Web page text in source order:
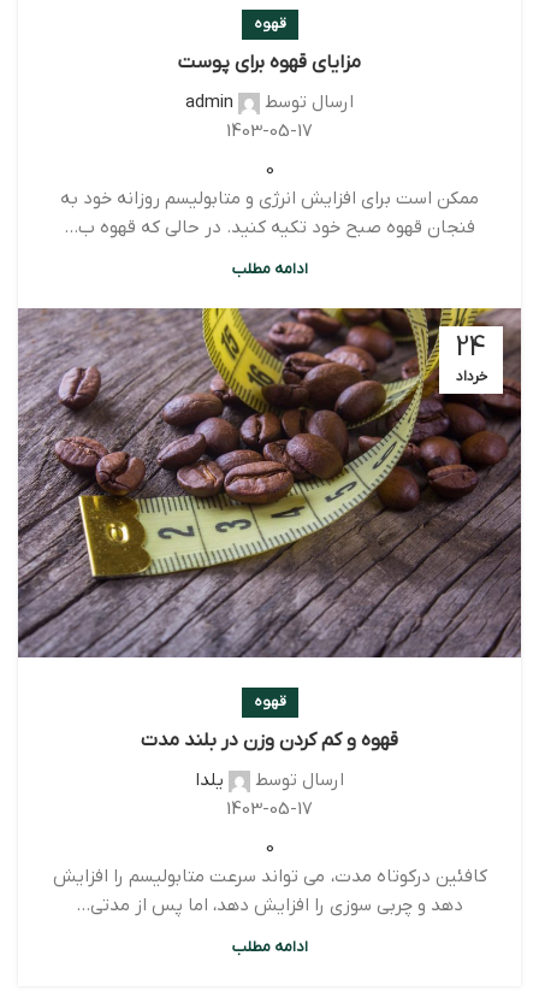
قهوه
مزایای قهوه برای پوست
ارسال توسط
admin
1403-05-17
0
ممکن است برای افزایش انرژی و متابولیسم روزانه خود به
فنجان قهوه صبح خود تکیه کنید. در حالی که قهوه ب...
ادامه مطلب
24
خرداد
قهوه
قهوه و کم کردن وزن در بلند مدت
ارسال توسط
یلدا
1403-05-17
0
کافئین درکوتاه مدت، می تواند سرعت متابولیسم را افزایش
دهد و چربی سوزی را افزایش دهد، اما پس از مدتی...
ادامه مطلب